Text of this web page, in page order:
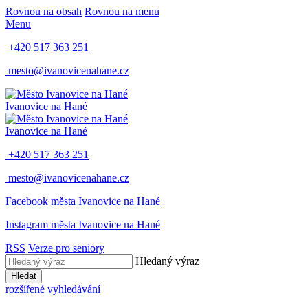
Rovnou na obsah Rovnou na menu
Menu
+420 517 363 251
mesto@ivanovicenahane.cz
Ivanovice na Hané
Ivanovice na Hané
+420 517 363 251
mesto@ivanovicenahane.cz
Facebook města Ivanovice na Hané
Instagram města Ivanovice na Hané
RSS Verze pro seniory
Hledaný výraz
Hledat
rozšířené vyhledávání